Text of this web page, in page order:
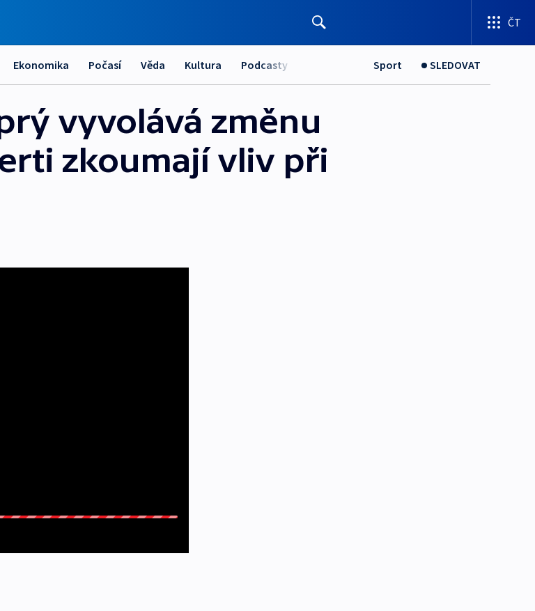
ČT
Ekonomika Počasí Věda Kultura Podcasty Sport SLEDOVAT
vyvolává změnu
zkoumají vliv při